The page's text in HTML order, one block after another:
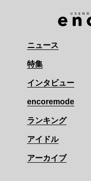
ニュース
特集
インタビュー
encoremode
ランキング
アイドル
アーカイブ